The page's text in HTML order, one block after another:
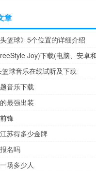
章
篮球》5个位置的详细介绍
Joy)下载(电脑、安卓
球音乐在线试听及下载
音乐下载
最强出装
锋
苏得多少金牌
名吗
场多少人